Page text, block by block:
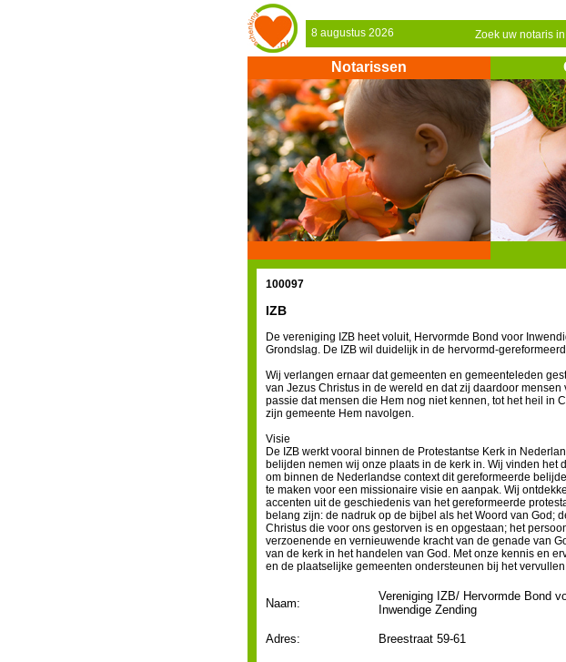
8 augustus 2026 Zoek uw notaris in
Notarissen
100097
IZB
De vereniging IZB heet voluit, Hervormde Bond voor
Grondslag. De IZB wil duidelijk in de hervormd-
Wij verlangen ernaar dat gemeenten en gemeenteleden
van Jezus Christus in de wereld en dat zij daardoor mensen
passie dat mensen die Hem nog niet kennen, tot het heil in
zijn gemeente Hem navolgen.
Visie
De IZB werkt vooral binnen de Protestantse Kerk in
belijden nemen wij onze plaats in de kerk in. Wij vinden het
om binnen de Nederlandse context dit gereformeerde
te maken voor een missionaire visie en aanpak. Wij
accenten uit de geschiedenis van het gereformeerde
belang zijn: de nadruk op de bijbel als het Woord van God;
Christus die voor ons gestorven is en opgestaan; het
verzoenende en vernieuwende kracht van de genade van
van de kerk in het handelen van God. Met onze kennis en
en de plaatselijke gemeenten ondersteunen bij het
Naam:
Vereniging IZB/ Hervormde Bond
Inwendige Zending
Adres: Breestraat 59-61